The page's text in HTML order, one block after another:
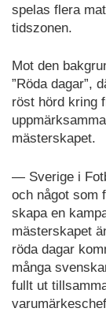
spelas flera
tidszonen.
Mot den
”Röda dagar”,
röst hörd kring
mästerskapet.
— Sverige i
och något som
skapa en
mästerskapet
röda dagar
många
fullt ut